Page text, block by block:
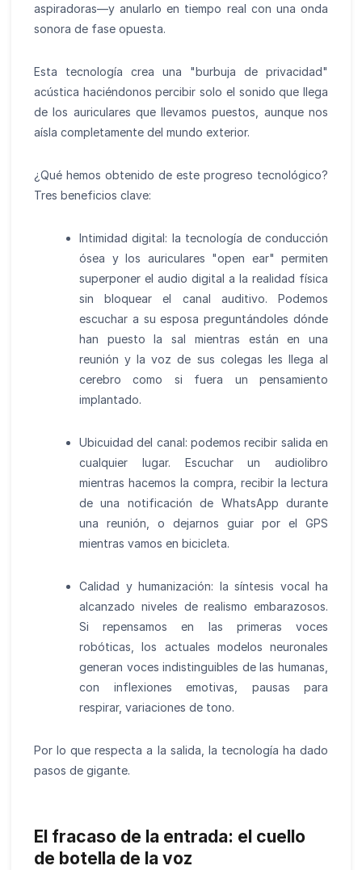
aspiradoras—y anularlo en tiempo real con una onda
sonora de fase opuesta.
Esta tecnología crea una "burbuja de privacidad"
acústica haciéndonos percibir solo el sonido que llega
de los auriculares que llevamos puestos, aunque nos
aísla completamente del mundo exterior.
¿Qué hemos obtenido de este progreso tecnológico?
Tres beneficios clave:
Intimidad digital: la tecnología de conducción
ósea y los auriculares "open ear" permiten
superponer el audio digital a la realidad física
sin bloquear el canal auditivo. Podemos
escuchar a su esposa preguntándoles dónde
han puesto la sal mientras están en una
reunión y la voz de sus colegas les llega al
cerebro como si fuera un pensamiento
implantado.
Ubicuidad del canal: podemos recibir salida en
cualquier lugar. Escuchar un audiolibro
mientras hacemos la compra, recibir la lectura
de una notificación de WhatsApp durante
una reunión, o dejarnos guiar por el GPS
mientras vamos en bicicleta.
Calidad y humanización: la síntesis vocal ha
alcanzado niveles de realismo embarazosos.
Si repensamos en las primeras voces
robóticas, los actuales modelos neuronales
generan voces indistinguibles de las humanas,
con inflexiones emotivas, pausas para
respirar, variaciones de tono.
Por lo que respecta a la salida, la tecnología ha dado
pasos de gigante.
El fracaso de la entrada: el cuello
de botella de la voz